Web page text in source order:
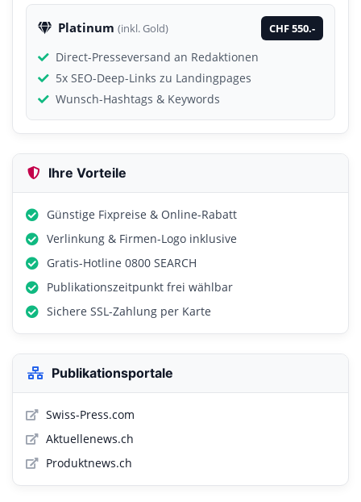
Platinum (inkl. Gold) CHF 550.-
Direct-Presseversand an Redaktionen
5x SEO-Deep-Links zu Landingpages
Wunsch-Hashtags & Keywords
Ihre Vorteile
Günstige Fixpreise & Online-Rabatt
Verlinkung & Firmen-Logo inklusive
Gratis-Hotline 0800 SEARCH
Publikationszeitpunkt frei wählbar
Sichere SSL-Zahlung per Karte
Publikationsportale
Swiss-Press.com
Aktuellenews.ch
Produktnews.ch